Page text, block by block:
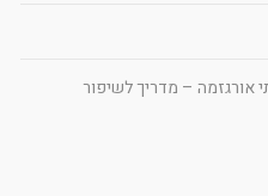
אורגזמה – מדריך לשיפור